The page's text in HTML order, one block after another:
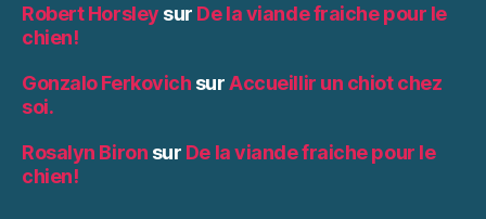
Robert Horsley sur De la viande fraiche pour le
chien!
Gonzalo Ferkovich surAccueillir un chiot chez
soi.
Rosalyn Biron sur De la viande fraiche pour le
chien!